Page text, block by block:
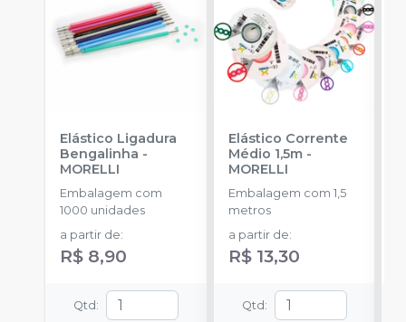
Elástico Ligadura
Bengalinha -
MORELLI
Embalagem com
1000 unidades
a partir de:
R$ 8,90
Qtd :
Elástico Corrente
Médio 1,5m-
MORELLI
Embalagem com 1,5
metros
a partir de:
R$ 13,30
Qtd :